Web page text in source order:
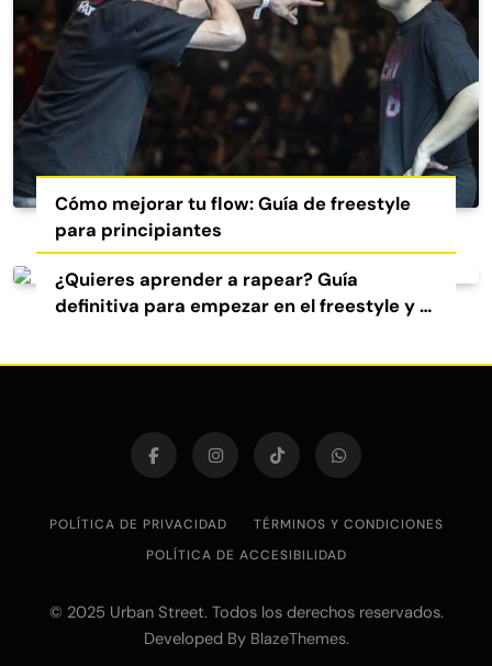
Cómo mejorar tu flow: Guía de freestyle
para principiantes
¿Quieres aprender a rapear? Guía
definitiva para empezar en el freestyle y el
POLÍTICA DE PRIVACIDAD
TÉRMINOS Y CONDICIONES
POLÍTICA DE ACCESIBILIDAD
© 2025 Urban Street. Todos los derechos reservados.
Developed By BlazeThemes.